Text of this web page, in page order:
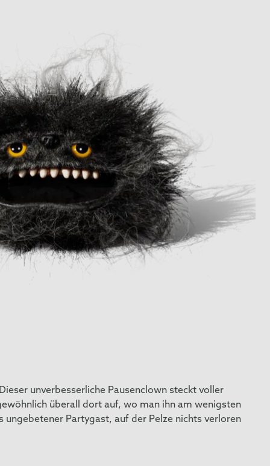
unverbesserliche Pausenclown steckt voller
überall dort auf, wo man ihn am wenigsten
ungebetener Partygast, auf der Pelze nichts verloren